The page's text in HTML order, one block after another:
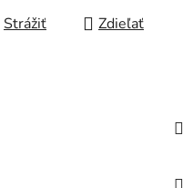
Strážiť Zdieľať